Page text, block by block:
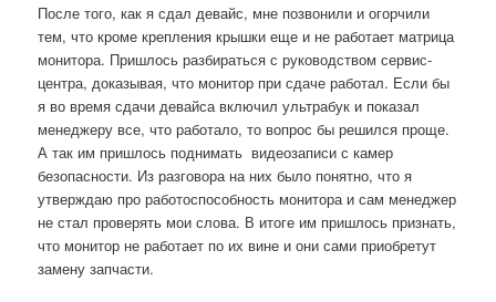
После того, как я сдал девайс, мне позвонили и огорчили
тем, что кроме крепления крышки еще и не работает матрица
монитора. Пришлось разбираться с руководством сервис-
центра, доказывая, что монитор при сдаче работал. Если бы
я во время сдачи девайса включил ультрабук и показал
менеджеру все, что работало, то вопрос бы решился проще.
А так им пришлось поднимать видеозаписи с камер
безопасности. Из разговора на них было понятно, что я
утверждаю про работоспособность монитора и сам менеджер
не стал проверять мои слова. В итоге им пришлось признать,
что монитор не работает по их вине и они сами приобретут
замену запчасти.